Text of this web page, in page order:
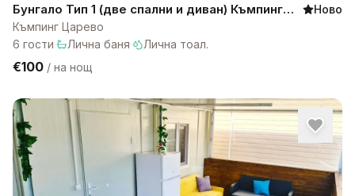
Бунгало Тип 1 (две спални и диван) Къмпинг
Царево
Ново
Къмпинг Царево
6 гости· Лична баня· Лична тоал.
€100 / на нощ